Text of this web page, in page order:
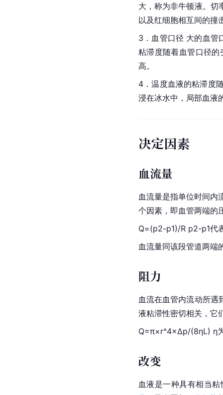
大，称为非牛顿液。切
以及红细胞相互间的撞
3．血管口径 大的血管
粘滞度随着血管口径
高。
4．温度血液的粘滞度
浸在冰水中，局部血液
决定因素
血流量
血流量是指单位时间
个因素，即血管两端的
Q=(p2-p1)/R p2-p1代
血流量同该段管道两端
阻力
血流在血管内流动所遇
液粘滞性密切相关，它
Q=π×r^4×Δp/(8ηL) η
改变
血液是一种具有相当粘